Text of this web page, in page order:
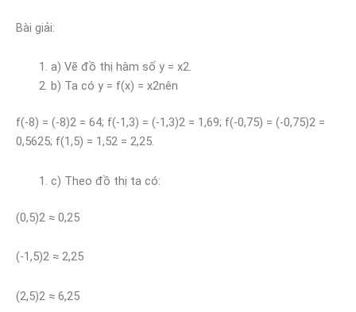
Bài giải:
a) Vẽ đồ thị hàm số y = x2.
b) Ta có y = f(x) = x2nên
f(-8) = (-8)2 = 64; f(-1,3) = (-1,3)2 = 1,69; f(-0,75) = (-0,75)2 =
0,5625; f(1,5) = 1,52 = 2,25.
c) Theo đồ thị ta có:
(0,5)2 ≈ 0,25
(-1,5)2 ≈ 2,25
(2,5)2 ≈ 6,25